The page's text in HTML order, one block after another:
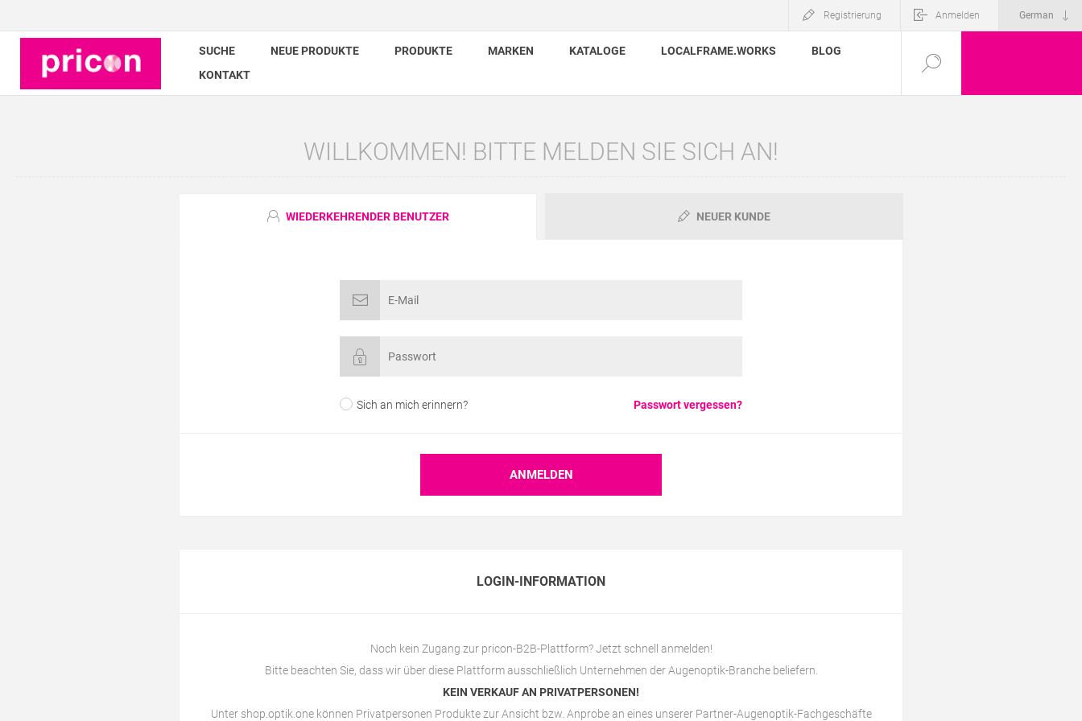
Registrierung Anmelden
SUCHE NEUE PRODUKTE PRODUKTE MARKEN KATALOGE LOCALFRAME.WORKS
BLOG
KONTAKT
WILLKOMMEN! BITTE MELDEN SIE SICH AN!
WIEDERKEHRENDER BENUTZER NEUER KUNDE
Sich an mich erinnern? Passwort vergessen?
LOGIN-INFORMATION
Noch kein Zugang zur pricon-B2B-Plattform? Jetzt schnell anmelden!
Bitte beachten Sie, dass wir über diese Plattform ausschließlich Unternehmen der Augenoptik-Branche beliefern.
KEIN VERKAUF AN PRIVATPERSONEN!
Unter shop.optik.onekönnen Privatpersonen Produkte zur Ansicht bzw. Anprobe an eines unserer Partner-Augenoptik-Fachgeschäfte